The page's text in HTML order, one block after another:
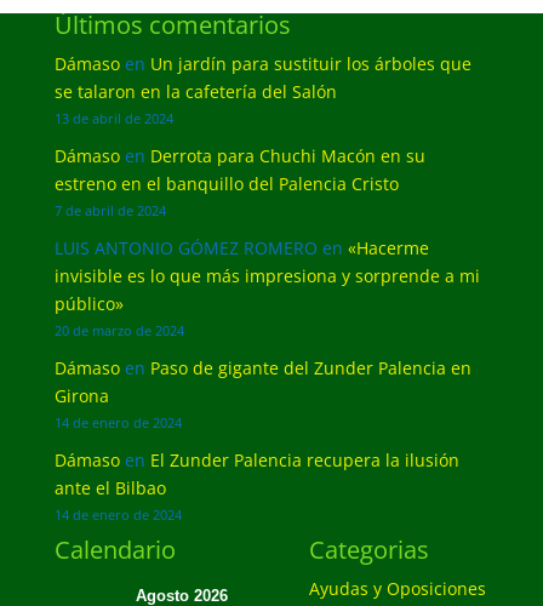
Últimos comentarios
Dámasoen Un jardín para sustituir los árboles que
se talaron en la cafetería del Salón
13 de abril de 2024
Dámasoen Derrota para Chuchi Macón en su
estreno en el banquillo del Palencia Cristo
7 de abril de 2024
LUIS ANTONIO GÓMEZ ROMERO en «Hacerme
invisible es lo que más impresiona y sorprende a mi
público»
20 de marzo de 2024
Dámasoen Paso de gigante del Zunder Palencia en
Girona
14 de enero de 2024
Dámasoen El Zunder Palencia recupera la ilusión
ante el Bilbao
14 de enero de 2024
Calendario
Agosto 2026
Categorias
Ayudas y Oposiciones